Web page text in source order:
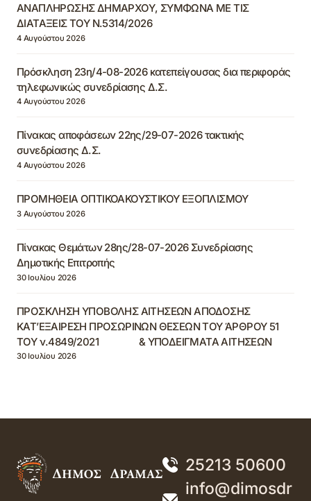
ΑΝΑΠΛΗΡΩΣΗΣ ΔΗΜΑΡΧΟΥ, ΣΥΜΦΩΝΑ ΜΕ ΤΙΣ
ΔΙΑΤΑΞΕΙΣ ΤΟΥ Ν.5314/2026
4 Αυγούστου 2026
Πρόσκληση 23η/4-08-2026 κατεπείγουσας δια περιφοράς
τηλεφωνικώς συνεδρίασης Δ.Σ.
4 Αυγούστου 2026
Πίνακας αποφάσεων 22ης/29-07-2026 τακτικής
συνεδρίασης Δ.Σ.
4 Αυγούστου 2026
ΠΡΟΜΗΘΕΙΑ ΟΠΤΙΚΟΑΚΟΥΣΤΙΚΟΥ ΕΞΟΠΛΙΣΜΟΥ
3 Αυγούστου 2026
Πίνακας Θεμάτων 28ης/28-07-2026 Συνεδρίασης
Δημοτικής Επιτροπής
30 Ιουλίου 2026
ΠΡΟΣΚΛΗΣΗ ΥΠΟΒΟΛΗΣ ΑΙΤΗΣΕΩΝ ΑΠΟΔΟΣΗΣ
ΚΑΤ’ΕΞΑΙΡΕΣΗ ΠΡΟΣΩΡΙΝΩΝ ΘΕΣΕΩΝ ΤΟΥ ΆΡΘΡΟΥ 51
ΤΟΥ ν.4849/2021 & ΥΠΟΔΕΙΓΜΑΤΑ ΑΙΤΗΣΕΩΝ
30 Ιουλίου 2026
25213 50600
info@dimosdr